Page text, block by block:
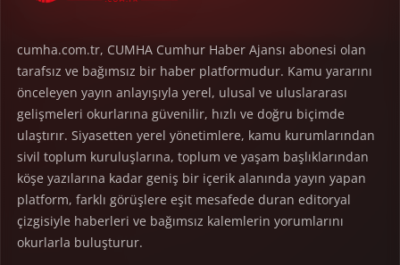
cumha.com.tr, CUMHA Cumhur Haber Ajansı abonesi olan
tarafsız ve bağımsız bir haber platformudur. Kamu yararını
önceleyen yayın anlayışıyla yerel, ulusal ve uluslararası
gelişmeleri okurlarına güvenilir, hızlı ve doğru biçimde
ulaştırır. Siyasetten yerel yönetimlere, kamu kurumlarından
sivil toplum kuruluşlarına, toplum ve yaşam başlıklarından
köşe yazılarına kadar geniş bir içerik alanında yayın yapan
platform, farklı görüşlere eşit mesafede duran editoryal
çizgisiyle haberleri ve bağımsız kalemlerin yorumlarını
okurlarla buluşturur.